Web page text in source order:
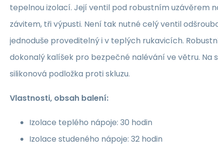
tepelnou izolací. Její ventil pod robustním uzávěrem
závitem, tři výpusti. Není tak nutné celý ventil
jednoduše proveditelný i v teplých rukavicích.
dokonalý kalíšek pro bezpečné nalévání ve větru. Na
silikonová podložka proti skluzu.
Vlastnosti, obsah balení:
Izolace teplého nápoje: 30 hodin
Izolace studeného nápoje: 32 hodin